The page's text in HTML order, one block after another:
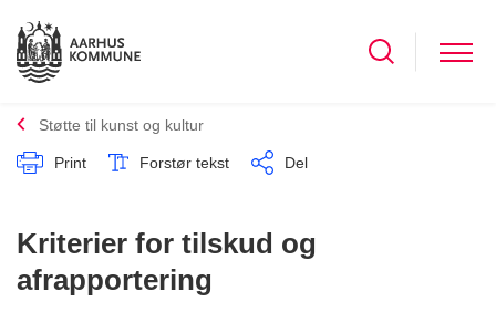
Støtte til kunst og kultur
Print Forstør tekst Del
Kriterier for tilskud og
afrapportering